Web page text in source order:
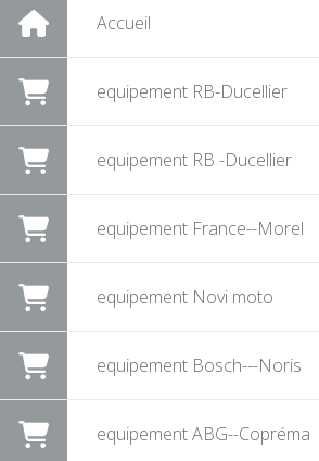
Accueil
equipement RB-Ducellier
equipement RB -Ducellier
equipement France--Morel
equipement Novi moto
equipement Bosch---Noris
equipement ABG--Copréma